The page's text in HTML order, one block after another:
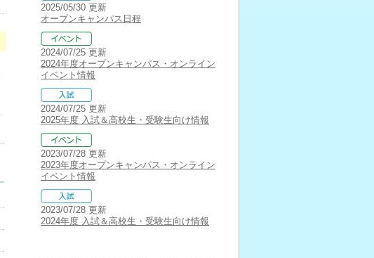
2025/05/30 更新
オープンキャンパス日程
2024/07/25 更新
2024年度オープンキャンパス・オンライン
イベント情報
2024/07/25 更新
2025年度 入試＆高校生・受験生向け情報
2023/07/28 更新
2023年度オープンキャンパス・オンライン
イベント情報
2023/07/28 更新
2024年度 入試＆高校生・受験生向け情報